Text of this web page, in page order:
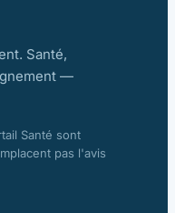
Santé,
—
Santé sont
pas l'avis